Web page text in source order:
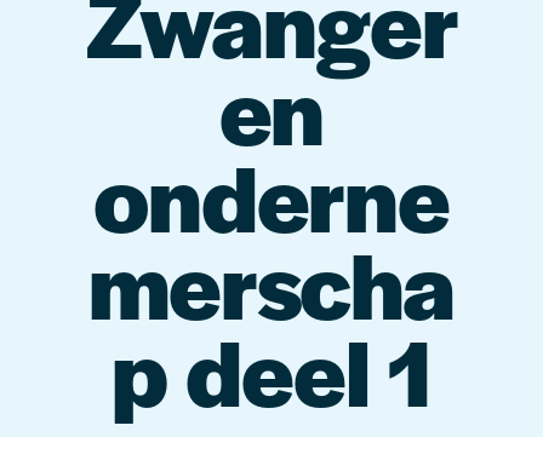
en
onderne
merscha
p deel 1